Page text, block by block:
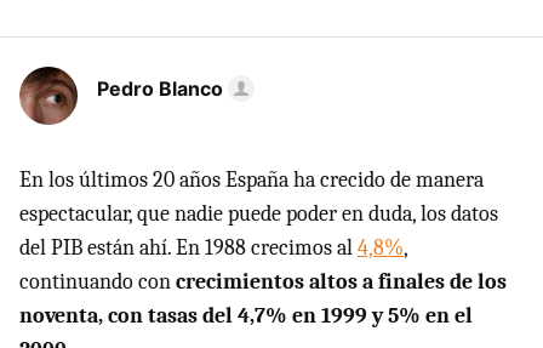
Pedro Blanco
En los últimos 20 años España ha crecido de manera
espectacular, que nadie puede poder en duda, los datos
delPIBestán ahí. En 1988 crecimos al4,8%,
continuando concrecimientos altos a finales de los
noventa, con tasas del 4,7% en 1999 y 5% en el